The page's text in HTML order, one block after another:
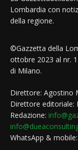
Lombardia con
della regione.
©Gazzetta della
ottobre 2023 al nr.
di Milano.
Direttore: Agostino
Direttore editoriale:
Redazione:
WhatsApp &